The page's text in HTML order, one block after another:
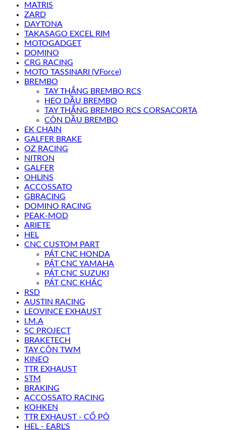
MATRIS
ZARD
DAYTONA
TAKASAGO EXCEL RIM
MOTOGADGET
DOMINO
CRG RACING
MOTO TASSINARI (VForce)
BREMBO
TAY THẮNG BREMBO RCS
HEO DẦU BREMBO
TAY THẮNG BREMBO RCS CORSACORTA
CÔN DẦU BREMBO
EK CHAIN
GALFER BRAKE
OZ RACING
NITRON
GALFER
OHLINS
ACCOSSATO
GBRACING
DOMINO RACING
PEAK-MOD
ARIETE
HEL
CNC CUSTOM PART
PÁT CNC HONDA
PÁT CNC YAMAHA
PÁT CNC SUZUKI
PÁT CNC KHÁC
RSD
AUSTIN RACING
LEOVINCE EXHAUST
I.M.A
SC PROJECT
BRAKETECH
TAY CÔN TWM
KINEO
TTR EXHAUST
STM
BRAKING
ACCOSSATO RACING
KOHKEN
TTR EXHAUST - CỔ PÔ
HEL - EARL'S